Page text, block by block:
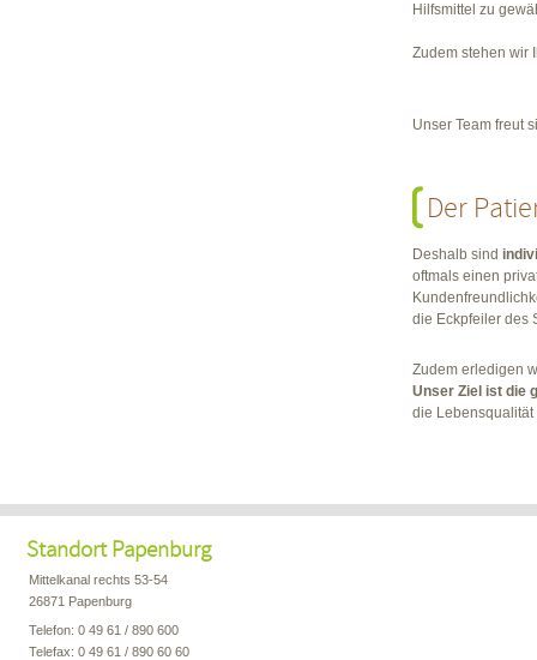
Hilfsmittel zu
Zudem stehen wir
Unser Team freut
Der
Deshalb sind
oftmals einen
die Eckpfeiler des
Zudem erledigen
Unser Ziel ist die
die
Standort Papenburg
Mittelkanal rechts 53-54
26871 Papenburg
Telefon: 0 49 61 / 890 600
Telefax: 0 49 61 / 890 60 60